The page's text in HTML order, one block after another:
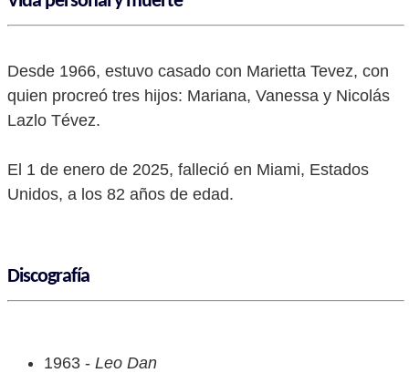
Desde 1966, estuvo casado con Marietta Tevez, con
quien procreó tres hijos: Mariana, Vanessa y Nicolás
Lazlo Tévez.
El 1 de enero de 2025, falleció en Miami, Estados
Unidos, a los 82 años de edad.
Discografía
1963 - Leo Dan